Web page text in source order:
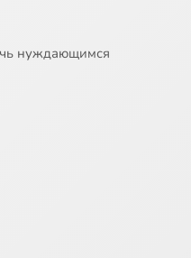
нуждающимся